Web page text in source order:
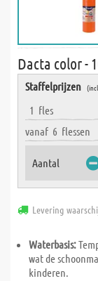
Dacta color -
Staffelprijzen
1 fles
vanaf 6 flessen
Aantal
Levering
Waterbasis:
wat de
kinderen.